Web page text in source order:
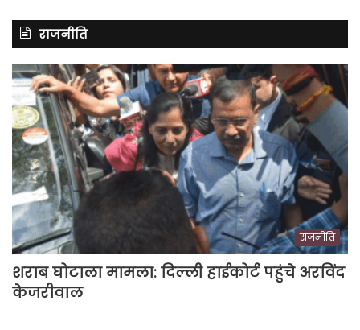
राजनीति
राजनीति
शराब घोटाला मामला: दिल्ली हाईकोर्ट पहुंचे अरविंद
केजरीवाल